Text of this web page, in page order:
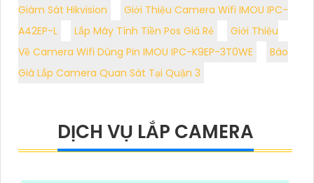
Giám Sát Hikvision
Giới Thiệu Camera Wifi IMOU IPC-
A42EP-L
Lắp Máy Tính Tiền Pos Giá Rẻ
Giới Thiệu
Về Camera Wifi Dùng Pin IMOU IPC-K9EP-3T0WE
Báo
Giá Lắp Camera Quan Sát Tại Quận 3
DỊCH VỤ LẮP CAMERA